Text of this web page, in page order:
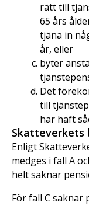
rätt till
65 års
tjäna in
år, eller
byter
Det
till
har haft
Skatteverkets
Enligt
medges i fall A
helt saknar
För fall C